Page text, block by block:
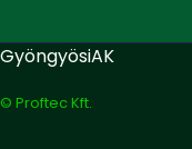
GyöngyösiAK
© Proftec Kft.